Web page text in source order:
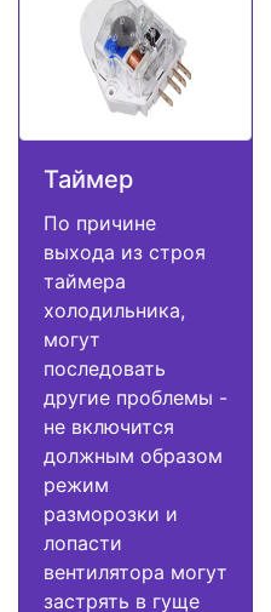
Таймер
По причине
выхода из строя
таймера
холодильника,
могут
последовать
другие проблемы -
не включится
должным образом
режим
разморозки и
лопасти
вентилятора могут
застрять в гуще